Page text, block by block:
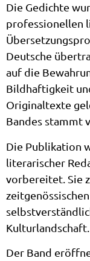
Die Gedichte
professionellen
Deutsche
auf die
Bildhaftigkeit
Originaltexte
Bandes stammt
Die Publikation
literarischer
vorbereitet. Sie
Kulturlandschaft.
Der Band